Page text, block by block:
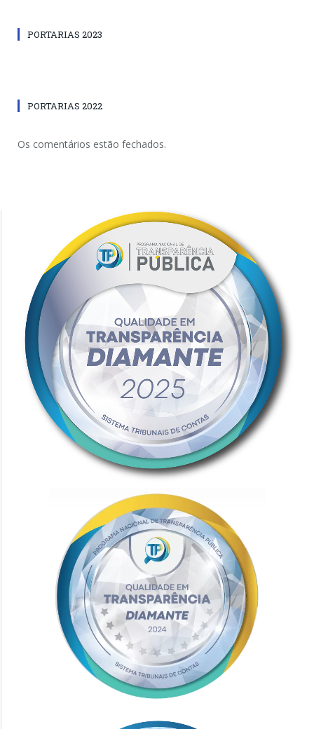
PORTARIAS 2023
PORTARIAS 2022
Os comentários estão fechados.